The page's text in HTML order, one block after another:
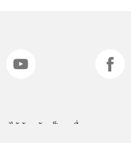
บุไว้ข้างต้นเป็นเครื่องหมายกา